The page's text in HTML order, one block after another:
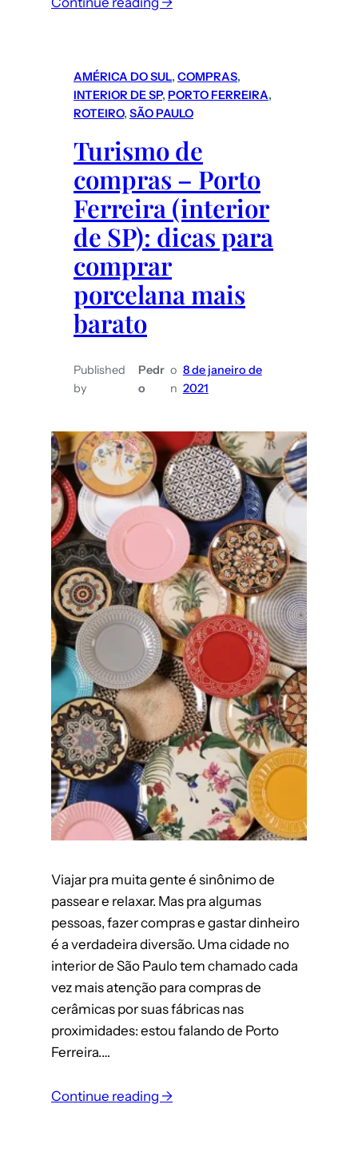
AMÉRICA DO SUL, COMPRAS
INTERIOR DE SP, PORTO FERREIRA
ROTEIRO, SÃO PAULO
Turismo de
compras – Porto
Ferreira (interior
de SP): dicas para
comprar
porcelana mais
barato
Published
by
Pedr
o
o
n
8 de janeiro de
2021
Viajar pra muita gente é sinônimo de
passear e relaxar. Mas pra algumas
pessoas, fazer compras e gastar dinheiro
é a verdadeira diversão. Uma cidade no
interior de São Paulo tem chamado cada
vez mais atenção para compras de
cerâmicas por suas fábricas nas
proximidades: estou falando de Porto
Ferreira.…
Continue reading →